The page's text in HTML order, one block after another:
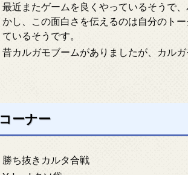
最近またゲームを良くやっているそうで
かし、この面白さを伝えるのは自分のト
ているそうです。
昔カルガモブームがありましたが、カル
コーナー
勝ち抜きカルタ合戦